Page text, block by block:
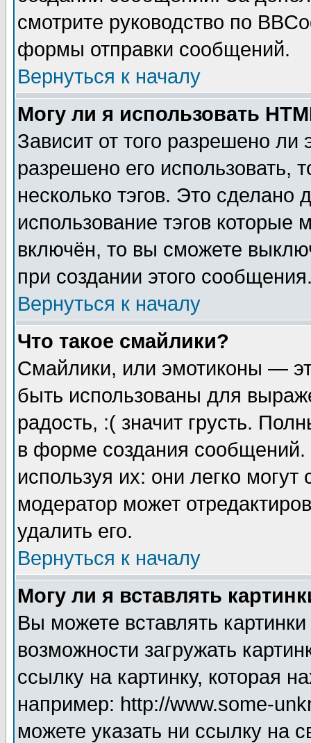
смотрите руководство по
формы отправки сообщений.
Вернуться к началу
Могу ли я использовать
Зависит от того разрешено
разрешено его использовать,
несколько тэгов. Это сделано
использование тэгов
включён, то вы сможете
при создании этого
Вернуться к началу
Что такое смайлики?
Смайлики, или эмотиконы —
быть использованы для
радость, :( значит грусть.
в форме создания сообщений.
используя их: они легко
модератор может
удалить его.
Вернуться к началу
Могу ли я вставлять
Вы можете вставлять
возможности загружать
ссылку на картинку, которая
например: http://www.some-
можете указать ни ссылку на